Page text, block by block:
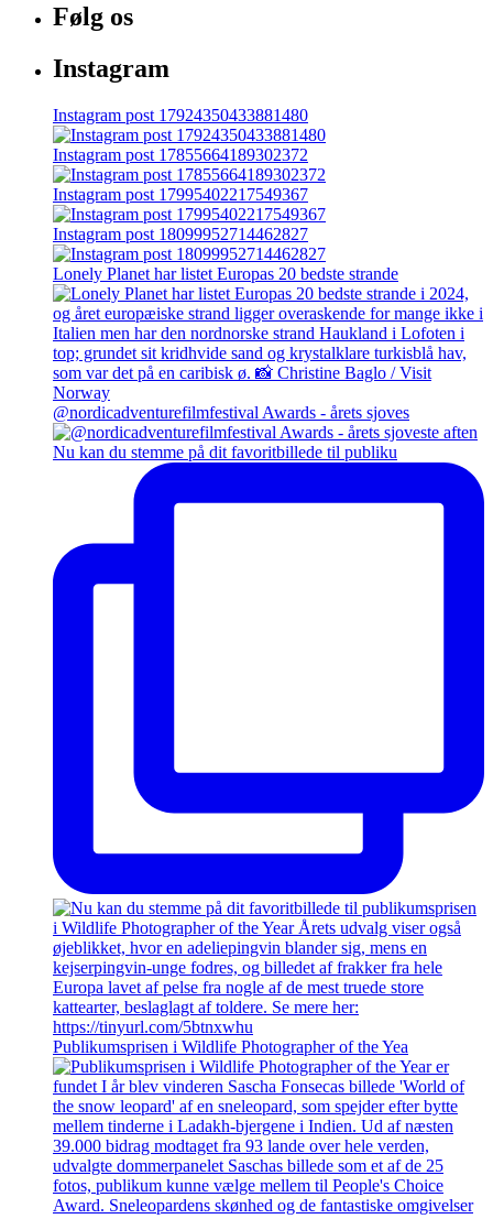
Følg os
Instagram
Instagram post 17924350433881480
Instagram post 17855664189302372
Instagram post 17995402217549367
Instagram post 18099952714462827
Lonely Planet har listet Europas 20 bedste strande
@nordicadventurefilmfestival Awards - årets sjoves
Nu kan du stemme på dit favoritbillede til publiku
Publikumsprisen i Wildlife Photographer of the Yea